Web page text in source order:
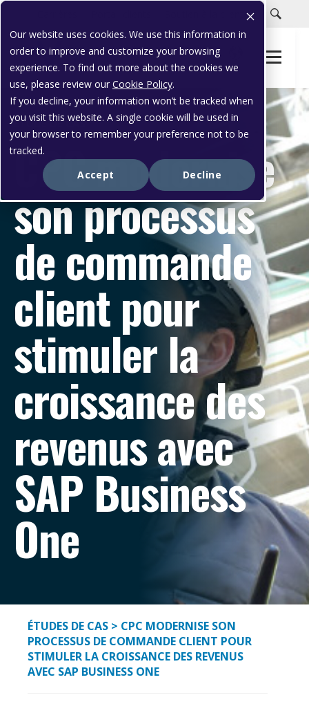
Our website uses cookies. We use this information in
order to improve and customize your browsing
experience. To find out more about the cookies we
use, please review our Cookie Policy.
If you decline, your information won’t be tracked when
you visit this website. A single cookie will be used in
your browser to remember your preference not to be
tracked.
Accept
Decline
Soutien à la clientèle
ÉTUDE DE CAS
CPC modernise
son processus
de commande
client pour
stimuler la
croissance des
revenus avec
SAP Business
One
ÉTUDES DE CAS > CPC MODERNISE SON
PROCESSUS DE COMMANDE CLIENT POUR
STIMULER LA CROISSANCE DES REVENUS
AVEC SAP BUSINESS ONE